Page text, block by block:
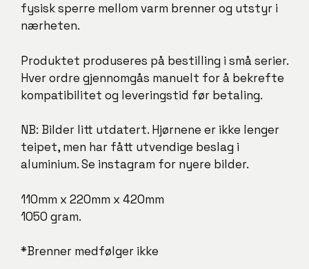
fysisk sperre mellom varm brenner og utstyr i
nærheten.
Produktet produseres på bestilling i små serier.
Hver ordre gjennomgås manuelt for å bekrefte
kompatibilitet og leveringstid før betaling.
NB: Bilder litt utdatert. Hjørnene er ikke lenger
teipet, men har fått utvendige beslag i
aluminium. Se instagram for nyere bilder.
110mm x 220mm x 420mm
1050 gram.
*Brenner medfølger ikke